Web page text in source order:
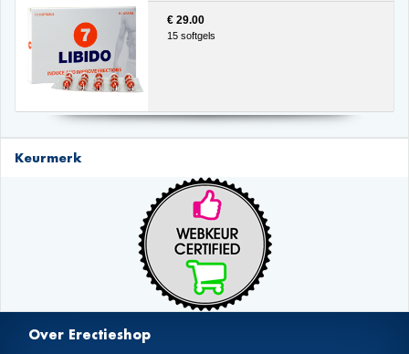
€ 29.00
15 softgels
Keurmerk
Over Erectieshop